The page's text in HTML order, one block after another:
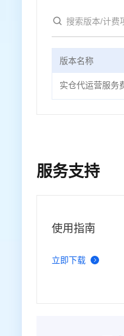
版本名称
实仓代运营服务
服务支持
使用指南
立即下载